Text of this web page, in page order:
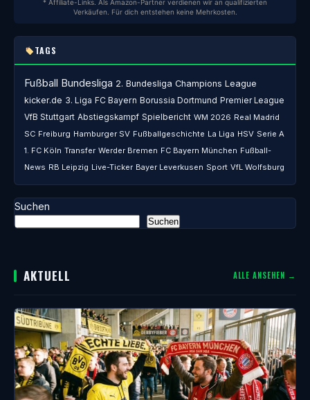
AKTUELL ALLE ANSEHEN →
* Affiliate-Links. Als Amazon-Partner verdienen wir an qualifizierten
Verkäufen. Für dich entstehen keine Mehrkosten.
TAGS
Fußball Bundesliga 2. Bundesliga Champions League
kicker.de 3. Liga FC Bayern Borussia Dortmund Premier League
VfB Stuttgart Abstiegskampf Spielbericht WM 2026 Real Madrid
SC Freiburg Hamburger SV Fußballgeschichte La Liga HSV Serie A
1. FC Köln Transfer Werder Bremen FC Bayern München Fußball-
News RB Leipzig Live-Ticker Bayer Leverkusen Sport VfL Wolfsburg
Suchen
Suchen